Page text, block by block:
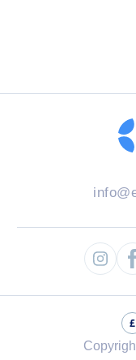
£